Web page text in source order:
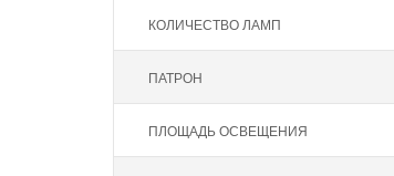
КОЛИЧЕСТВО ЛАМП
ПАТРОН
ПЛОЩАДЬ ОСВЕЩЕНИЯ